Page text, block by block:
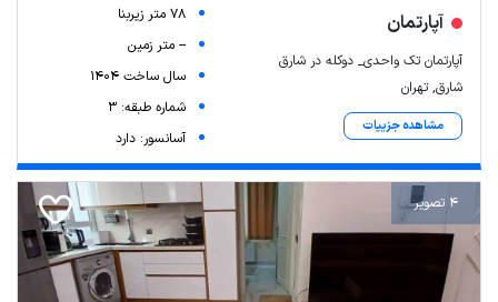
آپارتمان
آپارتمان تک واحدی_ دوکله در شارق
شارق, تهران
مشاهده جزییات
78 متر زیربنا
-- متر زمین
سال ساخت 1404
شماره طبقه: 3
آسانسور: دارد
4 تصویر